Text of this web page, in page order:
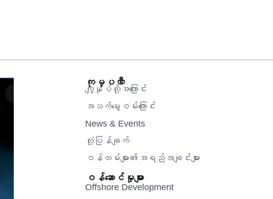
ကုမ္ပဏီ
ကျွန်ုပ်တို့အကြောင်း
အသက်မွေးဝမ်းကြောင်း
News & Events
တုံ့ပြန်ချက်
ဝန်ထမ်းများ၏အရည်အချင်းများ
ဝန်ဆောင်မှုများ
Offshore Development